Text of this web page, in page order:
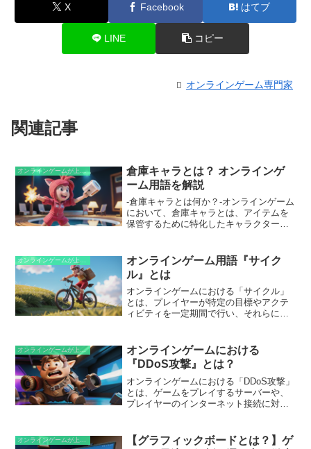
X Facebook はてブ
LINE コピー
オンラインゲーム専門家
関連記事
オンラインゲームが上手くなるための知識
倉庫キャラとは？ オンラインゲ
ーム用語を解説
-倉庫キャラとは何か？-オンラインゲーム
において、倉庫キャラとは、アイテムを
保管するために特化したキャラクターの
要なアイテムや将来使う可能性のあるア
イテムを保管します。これにより、メイ
ンキャラクターのアイテム枠を圧迫する
ことなく、さまざまなアイテムを整理整
頓できます。倉庫キャラは、ゲーム内で
アイテムを移動させる際に、安全で便利
オンラインゲーム用語『サイク
ル』とは
オンラインゲームにおける「サイクル」
とは、プレイヤーが特定の目標やアクテ
ィビティを一定期間で行い、それらに関
ルは、通常、目標の達成や特定の期間の
終了によってリセットされ、新たなサイ
クルが始まります。
オンラインゲームが上手くなるための知識
オンラインゲームにおける
『DDoS攻撃』とは？
オンラインゲームにおける「DDoS攻撃」
とは、ゲームをプレイするサーバーや、
プレイヤーのインターネット接続に対し
害したり、ゲームプレイを不可能にした
【グラフィックボードとは？】ゲ